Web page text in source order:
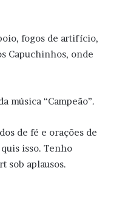
fogos de artifício,
Capuchinhos, onde
música “Campeão”.
de fé e orações de
isso. Tenho
sob aplausos.